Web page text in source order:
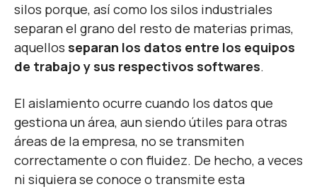
silos porque, así como los silos industriales
separan el grano del resto de materias primas,
aquellos separan los datos entre los equipos
de trabajo y sus respectivos softwares.
El aislamiento ocurre cuando los datos que
gestiona un área, aun siendo útiles para otras
áreas de la empresa, no se transmiten
correctamente o con fluidez. De hecho, a veces
ni siquiera se conoce o transmite esta